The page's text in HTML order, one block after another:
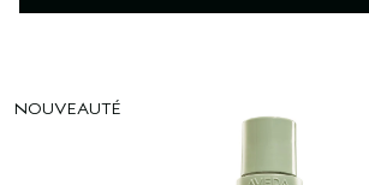
NOUVEAUTÉ